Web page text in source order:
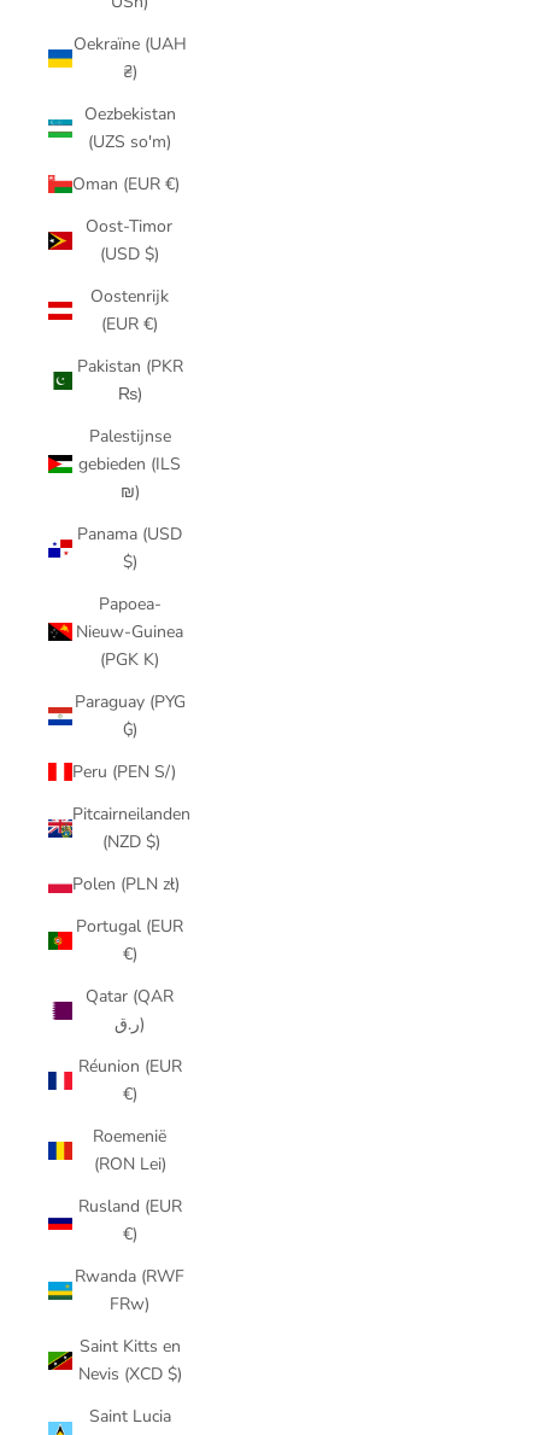
Oekraïne (UAH
₴)
Oezbekistan
(UZS so'm)
Oman (EUR €)
Oost-Timor
(USD $)
Oostenrijk
(EUR €)
Pakistan (PKR
₨)
Palestijnse
gebieden (ILS
₪)
Panama (USD
$)
Papoea-
Nieuw-Guinea
(PGK K)
Paraguay (PYG
₲)
Peru (PEN S/)
Pitcairneilanden
(NZD $)
Polen (PLN zł)
Portugal (EUR
€)
Qatar (QAR
ر.ق)
Réunion (EUR
€)
Roemenië
(RON Lei)
Rusland (EUR
€)
Rwanda (RWF
FRw)
Saint Kitts en
Nevis (XCD $)
Saint Lucia